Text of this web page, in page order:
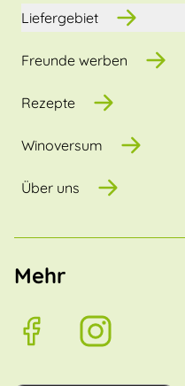
Liefergebiet
Freunde werben
Rezepte
Winoversum
Über uns
Mehr